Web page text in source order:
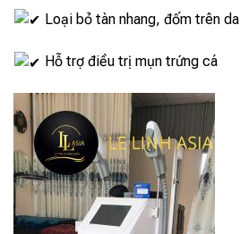
Loại bỏ tàn nhang, đốm trên da
Hỗ trợ điều trị mụn trứng cá